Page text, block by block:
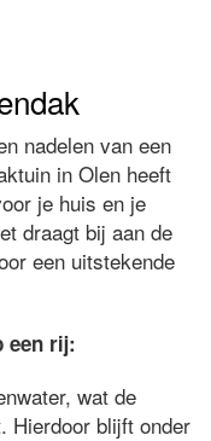
nadelen van een
in Olen heeft
je huis en je
draagt bij aan de
een uitstekende
een rij:
wat de
Hierdoor blijft onder